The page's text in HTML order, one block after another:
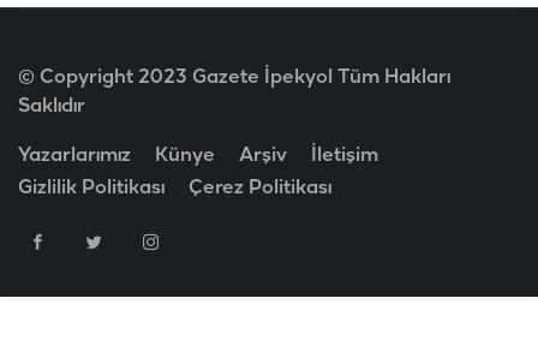
© Copyright 2023 Gazete İpekyol Tüm Hakları
Saklıdır
Yazarlarımız Künye Arşiv
İletişim
Gizlilik Politikası
Çerez Politikası